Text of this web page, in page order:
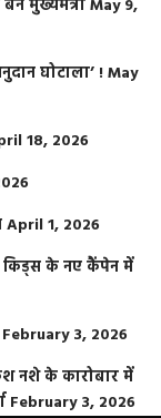
मुख्यमंत्रीMay 9,
घोटाला’ !May
18, 2026
April 1, 2026
किड्स के नए कैंपेन में
February 3, 2026
नशे के कारोबार में
February 3, 2026